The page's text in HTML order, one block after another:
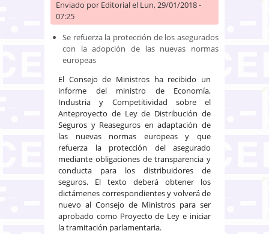
Enviado por Editorialel Lun, 29/01/2018 -
07:25
Se refuerza la protección de los asegurados
con la adopción de las nuevas normas
europeas
El Consejo de Ministros ha recibido un
informe del ministro de Economía,
Industria y Competitividad sobre el
Anteproyecto de Ley de Distribución de
Seguros y Reaseguros en adaptación de
las nuevas normas europeas y que
refuerza la protección del asegurado
mediante obligaciones de transparencia y
conducta para los distribuidores de
seguros. El texto deberá obtener los
dictámenes correspondientes y volverá de
nuevo al Consejo de Ministros para ser
aprobado como Proyecto de Ley e iniciar
la tramitación parlamentaria.